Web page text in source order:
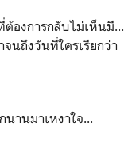
องการกลับไม่เห็นมี...
นถึงวันที่ใครเรียกว่า
นานมาเหงาใจ...